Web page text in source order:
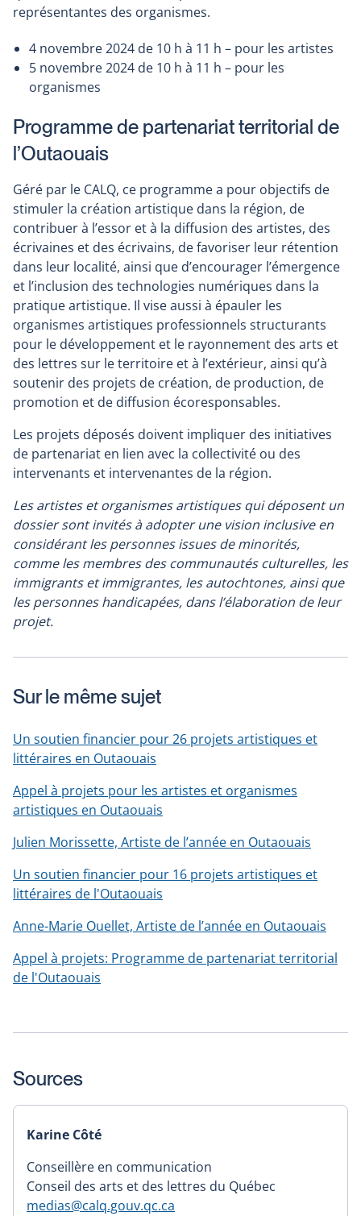
représentantes des organismes.
4 novembre 2024 de 10 h à 11 h – pour les artistes
5 novembre 2024 de 10 h à 11 h – pour les
organismes
Programme de partenariat territorial de
l’Outaouais
Géré par le CALQ, ce programme a pour objectifs de
stimuler la création artistique dans la région, de
contribuer à l’essor et à la diffusion des artistes, des
écrivaines et des écrivains, de favoriser leur rétention
dans leur localité, ainsi que d’encourager l’émergence
et l’inclusion des technologies numériques dans la
pratique artistique. Il vise aussi à épauler les
organismes artistiques professionnels structurants
pour le développement et le rayonnement des arts et
des lettres sur le territoire et à l’extérieur, ainsi qu’à
soutenir des projets de création, de production, de
promotion et de diffusion écoresponsables.
Les projets déposés doivent impliquer des initiatives
de partenariat en lien avec la collectivité ou des
intervenants et intervenantes de la région.
Les artistes et organismes artistiques qui déposent un
dossier sont invités à adopter une vision inclusive en
considérant les personnes issues de minorités,
comme les membres des communautés culturelles, les
immigrants et immigrantes, les autochtones, ainsi que
les personnes handicapées, dans l’élaboration de leur
projet.
Sur le même sujet
Un soutien financier pour 26 projets artistiques et
littéraires en Outaouais
Appel à projets pour les artistes et organismes
artistiques en Outaouais
Julien Morissette, Artiste de l’année en Outaouais
Un soutien financier pour 16 projets artistiques et
littéraires de l'Outaouais
Anne-Marie Ouellet, Artiste de l’année en Outaouais
Appel à projets: Programme de partenariat territorial
de l'Outaouais
Sources
Karine Côté
Conseillère en communication
Conseil des arts et des lettres du Québec
medias@calq.gouv.qc.ca